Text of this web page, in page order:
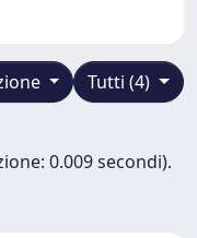
Tutti (4)
0.009 secondi).